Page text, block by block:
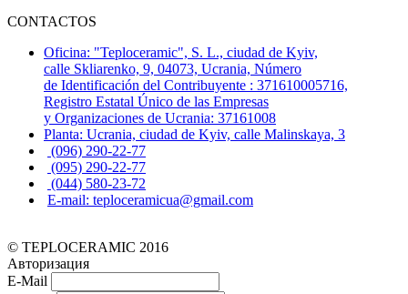
CONTACTOS
Oficina: "Teploceramic", S. L., ciudad de Kyiv,
calle Skliarenko, 9, 04073, Ucrania, Número
de Identificación del Contribuyente : 371610005716,
Registro Estatal Único de las Empresas
y Organizaciones de Ucrania: 37161008
Planta: Ucrania, ciudad de Kyiv, calle Malinskaya, 3
(096) 290-22-77
(095) 290-22-77
(044) 580-23-72
E-mail: teploceramicua@gmail.com
© TEPLOCERAMIC 2016
Авторизация
E-Mail